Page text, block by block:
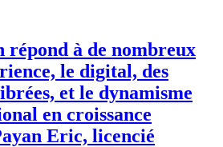
répond à de nombreux
le digital, des
et le dynamisme
en croissance
Eric, licencié